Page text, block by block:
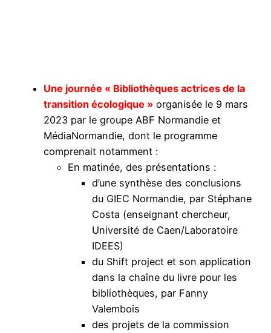
Une journée « Bibliothèques actrices de la
transition écologique » organisée le 9 mars
2023 par le groupe ABF Normandie et
MédiaNormandie, dont le programme
comprenait notamment :
En matinée, des présentations :
d’une synthèse des conclusions
du GIEC Normandie, par Stéphane
Costa (enseignant chercheur,
Université de Caen/Laboratoire
IDEES)
du Shift project et son application
dans la chaîne du livre pour les
bibliothèques, par Fanny
Valembois
des projets de la commission